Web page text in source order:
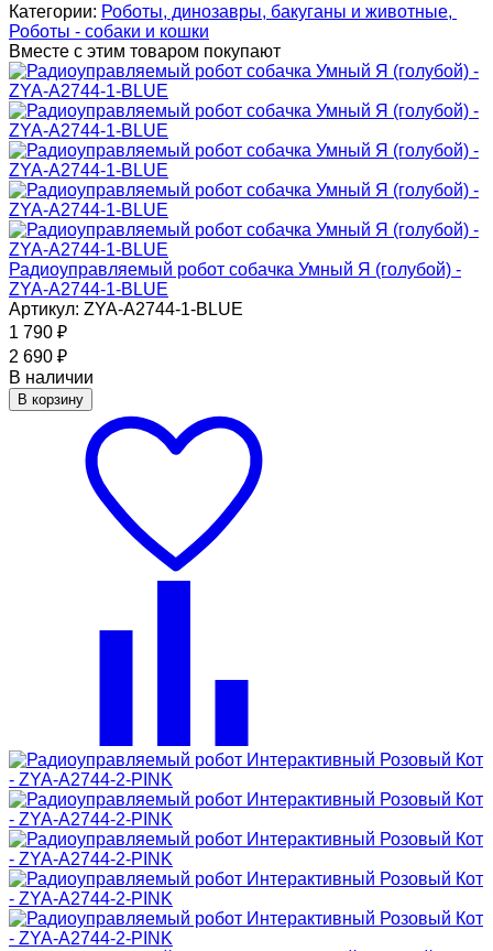
Категории: Роботы, динозавры, бакуганы и животные,
Роботы - собаки и кошки
Вместе с этим товаром покупают
Радиоуправляемый робот собачка Умный Я (голубой) -
ZYA-A2744-1-BLUE
Артикул: ZYA-A2744-1-BLUE
1 790 ₽
2 690 ₽
В наличии
В корзину